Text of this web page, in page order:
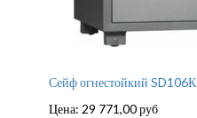
Сейф огнестойкий SD106К
Цена: 29 771,00руб